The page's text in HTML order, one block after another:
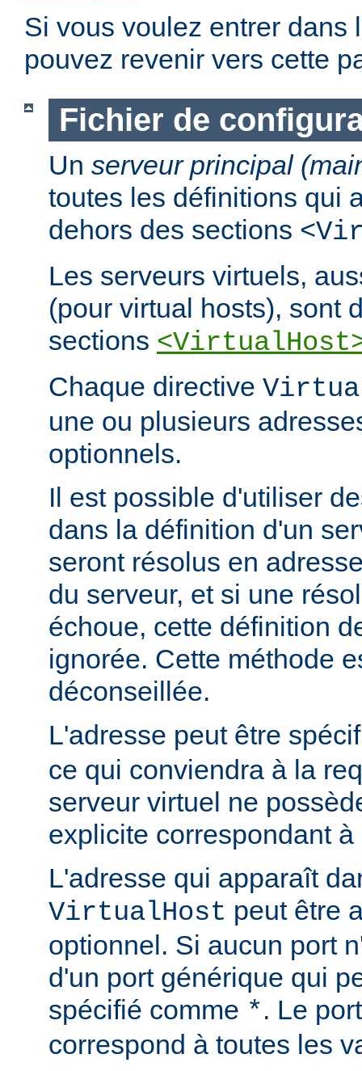
Si vous voulez entrer dans
pouvez revenir vers cette
Fichier de
Un serveur principal
toutes les définitions qui
dehors des sections
Les serveurs virtuels,
(pour virtual hosts), sont
sections
Chaque directive
une ou plusieurs
optionnels.
Il est possible d'utiliser
dans la définition d'un
seront résolus en
du serveur, et si une
échoue, cette définition
ignorée. Cette méthode
déconseillée.
L'adresse peut être
ce qui conviendra à la
serveur virtuel ne
explicite correspondant
L'adresse qui apparaît
VirtualHost peut être
optionnel. Si aucun port
d'un port générique qui
spécifié comme *. Le
correspond à toutes les